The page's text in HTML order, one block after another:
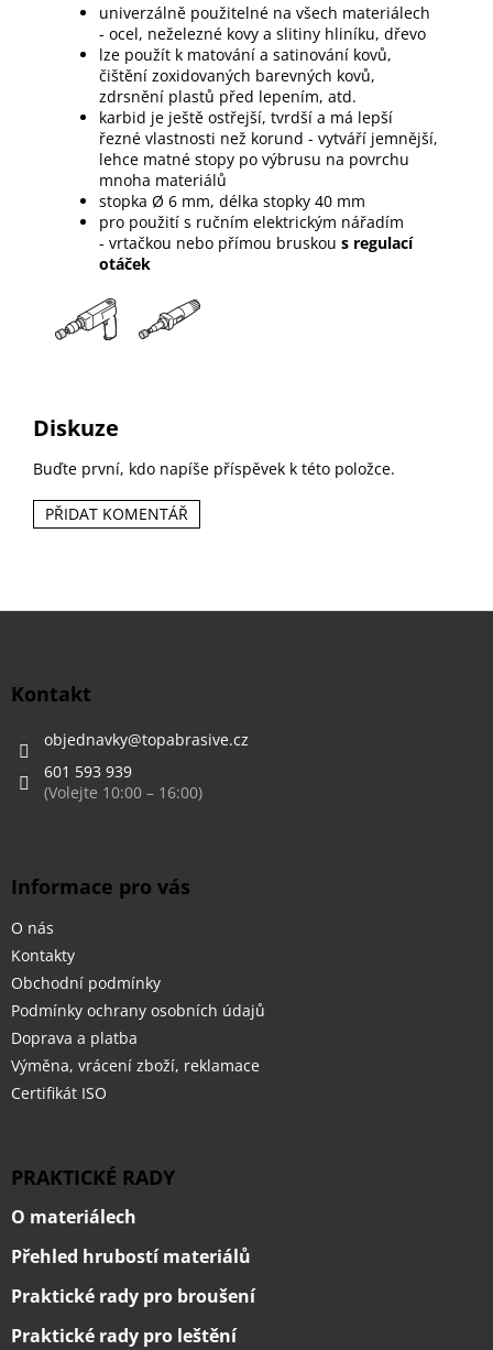
univerzálně použitelné na všech materiálech
- ocel, neželezné kovy a slitiny hliníku, dřevo
lze použít k matování a satinování kovů,
čištění zoxidovaných barevných kovů,
zdrsnění plastů před lepením, atd.
karbid je ještě ostřejší, tvrdší a má lepší
řezné vlastnosti než korund - vytváří jemnější,
lehce matné stopy po výbrusu na povrchu
mnoha materiálů
stopka Ø 6 mm, délka stopky 40 mm
pro použití s ručním elektrickým nářadím
- vrtačkou nebo přímou bruskou s regulací
otáček
Diskuze
Buďte první, kdo napíše příspěvek k této položce.
PŘIDAT KOMENTÁŘ
Z
Kontakt
objednavky@topabrasive.cz
601 593 939
Informace pro vás
O nás
Kontakty
Obchodní podmínky
Podmínky ochrany osobních údajů
Doprava a platba
Výměna, vrácení zboží, reklamace
Certifikát ISO
PRAKTICKÉ RADY
O materiálech
Přehled hrubostí materiálů
Praktické rady pro broušení
Praktické rady pro leštění